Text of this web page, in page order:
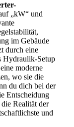
„kW“ und
im Gebäude
durch eine
Hydraulik-Setup
moderne
wo sie die
du dich bei der
Entscheidung
Realität der
und